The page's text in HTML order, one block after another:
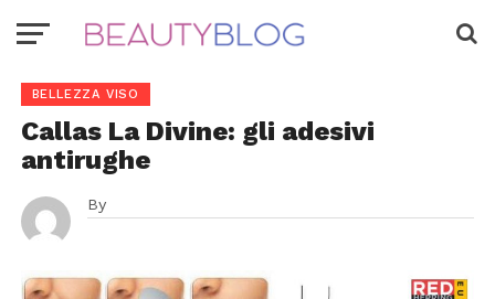
BELLEZZA VISO
Callas La Divine: gli adesivi
antirughe
By